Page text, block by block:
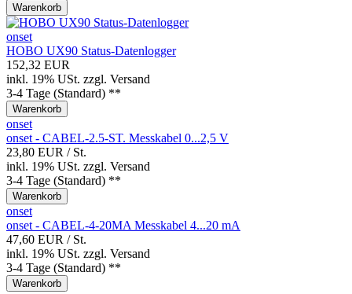
Warenkorb
onset
HOBO UX90 Status-Datenlogger
152,32 EUR
inkl. 19% USt. zzgl. Versand
3-4 Tage (Standard) **
Warenkorb
onset
onset - CABEL-2.5-ST. Messkabel 0...2,5 V
23,80 EUR / St.
inkl. 19% USt. zzgl. Versand
3-4 Tage (Standard) **
Warenkorb
onset
onset - CABEL-4-20MA Messkabel 4...20 mA
47,60 EUR / St.
inkl. 19% USt. zzgl. Versand
3-4 Tage (Standard) **
Warenkorb